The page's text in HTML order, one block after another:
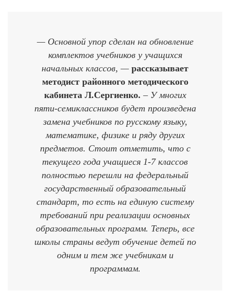
— Основной упор сделан на обновление
комплектов учебников у учащихся
начальных классов, — рассказывает
методист районного методического
кабинета Л.Сергиенко. – У многих
пяти-семиклассников будет произведена
замена учебников по русскому языку,
математике, физике и ряду других
предметов. Стоит отметить, что с
текущего года учащиеся 1-7 классов
полностью перешли на федеральный
государственный образовательный
стандарт, то есть на единую систему
требований при реализации основных
образовательных программ. Теперь, все
школы страны ведут обучение детей по
одним и тем же учебникам и
программам.